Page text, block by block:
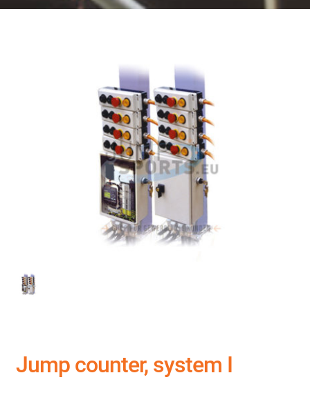
Jump counter, system I